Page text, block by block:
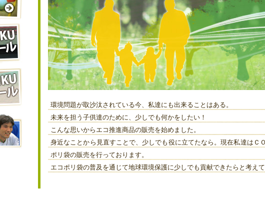
環境問題が取沙汰されている今、私達にも出来ることはある。
未来を担う子供達のために、少しでも何かをしたい！
こんな思いからエコ推進商品の販売を始めました。
身近なことから見直すことで、少しでも役に立てたなら。現在私達はＣ
ポリ袋の販売を行っております。
エコポリ袋の普及を通じて地球環境保護に少しでも貢献できたらと考えて